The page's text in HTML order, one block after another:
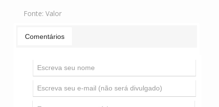
Fonte: Valor
Comentários